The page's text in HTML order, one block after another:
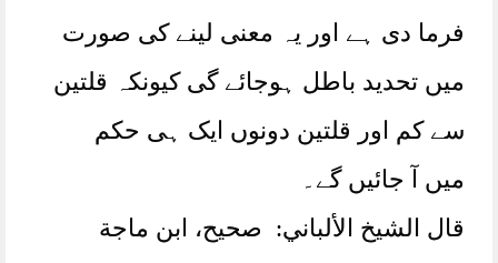
فرما دی ہے اور یہ معنی لینے کی صورت
میں تحدید باطل ہوجائے گی کیونکہ قلتین
سے کم اور قلتین دونوں ایک ہی حکم
میں آ جائیں گے۔
قال الشيخ الألباني: صحيح، ابن ماجة